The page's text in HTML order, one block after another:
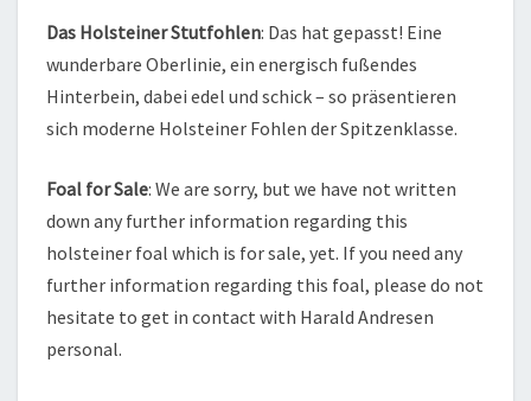
Das Holsteiner Stutfohlen: Das hat gepasst! Eine
wunderbare Oberlinie, ein energisch fußendes
Hinterbein, dabei edel und schick – so präsentieren
sich moderne Holsteiner Fohlen der Spitzenklasse.
Foal for Sale: We are sorry, but we have not written
down any further information regarding this
holsteiner foal which is for sale, yet. If you need any
further information regarding this foal, please do not
hesitate to get in contact with Harald Andresen
personal.